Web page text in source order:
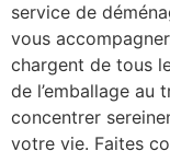
service de
vous
chargent de tous
de l’emballage au
concentrer
votre vie. Faites